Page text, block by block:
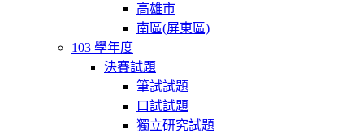
高雄市
南區(屏東區)
103 學年度
決賽試題
筆試試題
口試試題
獨立研究試題